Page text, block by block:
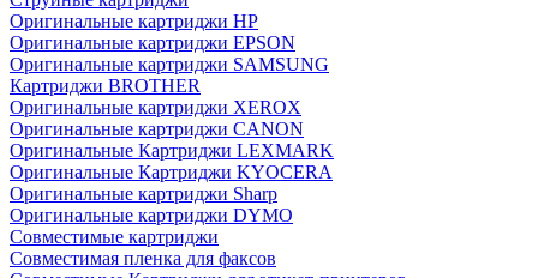
Оригинальные картриджи HP
Оригинальные картриджи EPSON
Оригинальные картриджи SAMSUNG
Картриджи BROTHER
Оригинальные картриджи XEROX
Оригинальные картриджи CANON
Оригинальные Картриджи LEXMARK
Оригинальные Картриджи KYOCERA
Оригинальные картриджи Sharp
Оригинальные картриджи DYMO
Совместимые картриджи
Совместимая пленка для факсов